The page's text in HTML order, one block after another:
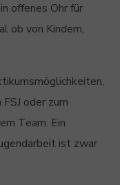
offenes Ohr für
ob von Kindern,
oder zum
Team. Ein
ist zwar